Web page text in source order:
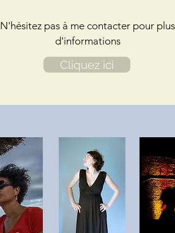
N'hésitez pas à me contacter pour plus
d'informations
Cliquez ici